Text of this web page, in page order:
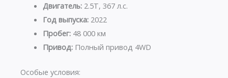
Двигатель:2.5T, 367 л.с.
Год выпуска:2022
Пробег:48 000 км
Привод:Полный привод 4WD
Особые условия: